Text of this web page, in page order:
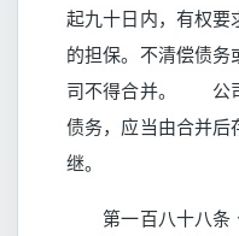
起九十日内，有权要
的担保。不清偿债
司不得合并。 公司
债务，应当由合并后
继。
第一百八十八条